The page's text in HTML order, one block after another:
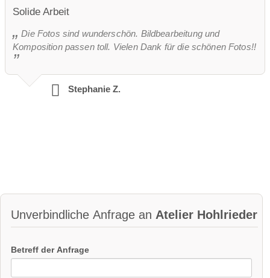
Solide Arbeit
Die Fotos sind wunderschön. Bildbearbeitung und
Komposition passen toll. Vielen Dank für die schönen Fotos!!
Stephanie Z.
Unverbindliche Anfrage an Atelier Hohlrieder
Betreff der Anfrage